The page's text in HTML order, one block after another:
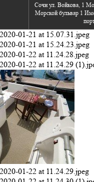
Сочи ул. Войкова, 1
Морской бульвар 1